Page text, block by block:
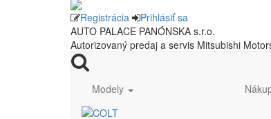
Registrácia
Prihlásiť sa
AUTO PALACE PANÓNSKA s.r.o.
Autorizovaný predaj a servis Mitsubishi
Modely